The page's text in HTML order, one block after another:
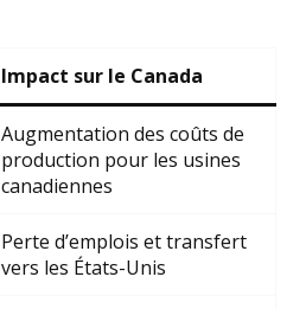
Impact sur le Canada
Augmentation des coûts de
production pour les usines
canadiennes
Perte d’emplois et transfert
vers les États-Unis